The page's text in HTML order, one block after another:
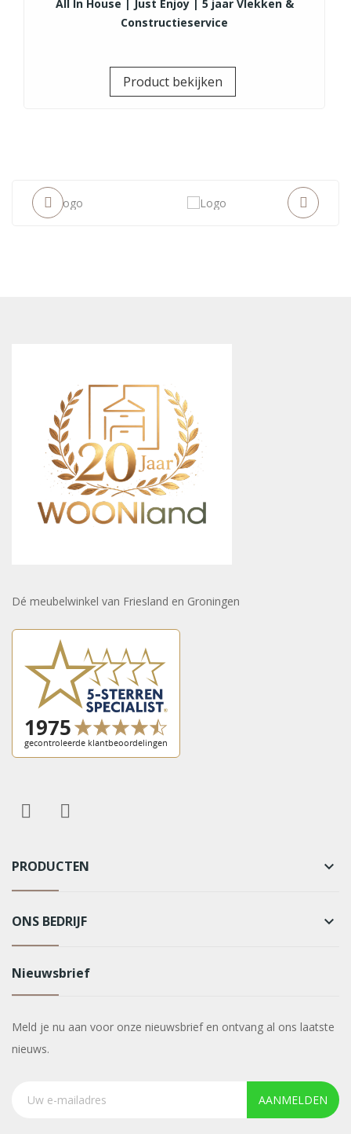
All In House | Just Enjoy | 5 jaar Vlekken &
Constructieservice
Product bekijken
Dé meubelwinkel van Friesland en Groningen
PRODUCTEN keyboard_arrow_down
ONS BEDRIJF keyboard_arrow_down
Nieuwsbrief
Meld je nu aan voor onze nieuwsbrief en ontvang al ons laatste
nieuws.
AANMELDEN